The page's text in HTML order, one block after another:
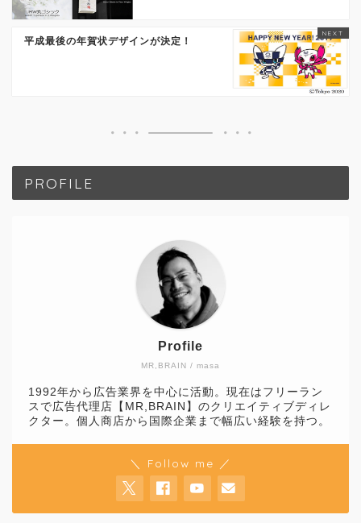
平成最後の年賀状デザインが決定！
PROFILE
MR,BRAIN / masa
Profile
1992年から広告業界を中心に活動。現在はフリーラン
スで広告代理店【MR,BRAIN】のクリエイティブディレ
クター。個人商店から国際企業まで幅広い経験を持つ。
＼ Follow me ／